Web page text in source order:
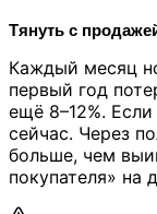
Тянуть с
Каждый месяц
первый год
ещё 8–12%.
сейчас. Через
больше, чем
покупателя» на